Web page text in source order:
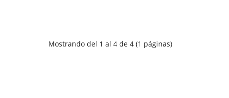
Mostrando del 1 al 4 de 4 (1 páginas)